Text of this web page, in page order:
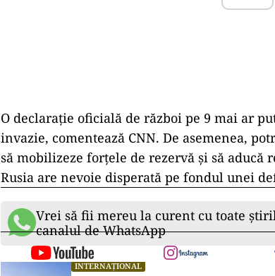
O declarație oficială de război pe 9 mai ar
invazie, comentează CNN. De asemenea,
să mobilizeze forțele de rezervă și să aducă
Rusia are nevoie disperată pe fondul unei
Vrei să fii mereu la curent cu toate
canalul de WhatsApp
INTERNAȚIONAL